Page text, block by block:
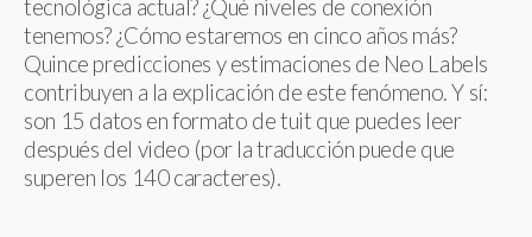
tecnológica actual? ¿Qué niveles de conexión
tenemos? ¿Cómo estaremos en cinco años más?
Quince predicciones y estimaciones de Neo Labels
contribuyen a la explicación de este fenómeno. Y sí:
son 15 datos en formato de tuit que puedes leer
después del video (por la traducción puede que
superen los 140 caracteres).